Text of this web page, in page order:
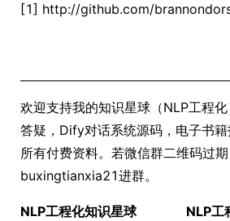
[1] http://github.com/
欢迎支持我的知识星球（NLP工程
答疑，Dify对话系统源码，电子书
所有付费资料。若微信群二维码过
buxingtianxia21进群。
NLP工程化知识星球 NLP工